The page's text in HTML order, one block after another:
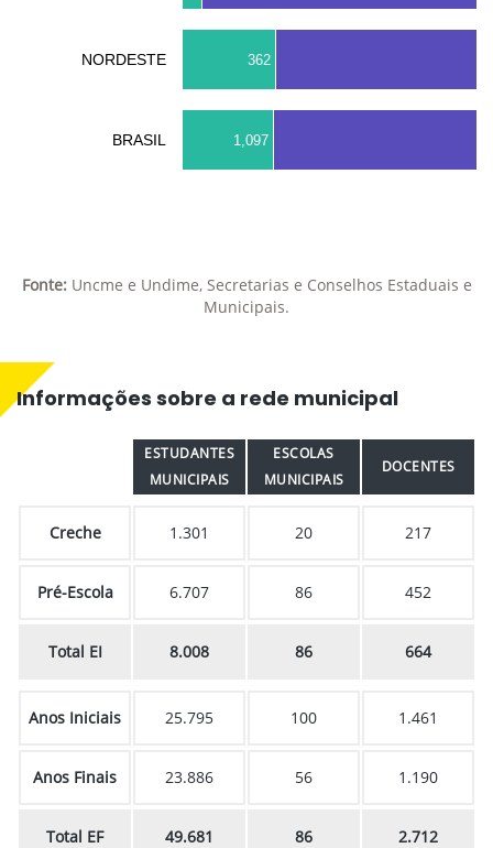
NORDESTE
BRASIL
362
1,097
Fonte:Uncme e Undime, Secretarias e Conselhos Estaduais e
Municipais.
Informações sobre a rede municipal
ESTUDANTES
MUNICIPAIS
ESCOLAS
MUNICIPAIS
DOCENTES
Creche 1.301 20 217
Pré-Escola 6.707 86 452
Total EI 8.008 86 664
Anos Iniciais 25.795 100 1.461
Anos Finais 23.886 56 1.190
Total EF 49.681 86 2.712